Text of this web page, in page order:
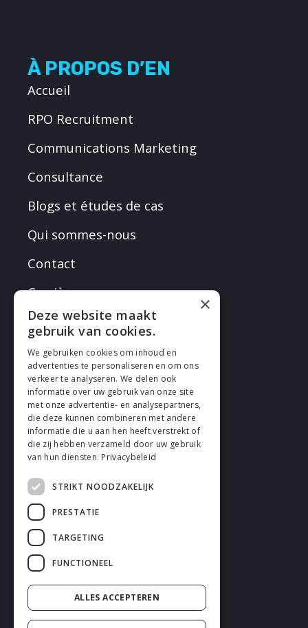
À PROPOS D’EN
Accueil
RPO Recruitment
Communications Marketing
Consultance
Blogs et études de cas
Qui sommes-nous
Contact
Carrières
SUIVEZ EN
Cookies
Confidentialité
Déclaration de non-responsabilité
Conditions générales
×
Deze website maakt
gebruik van cookies.
We gebruiken cookies om inhoud en
advertenties te personaliseren en om ons
verkeer te analyseren. We delen ook
informatie over uw gebruik van onze site
met onze advertentie- en analysepartners,
die deze kunnen combineren met andere
informatie die u aan hen heeft verstrekt of
die zij hebben verzameld door uw gebruik
van hun diensten. Privacybeleid
STRIKT NOODZAKELIJK
PRESTATIE
TARGETING
FUNCTIONEEL
ALLES ACCEPTEREN